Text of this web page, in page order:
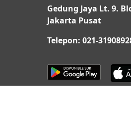
Gedung Jaya Lt. 9.
Jakarta Pusat
Telepon: 021-